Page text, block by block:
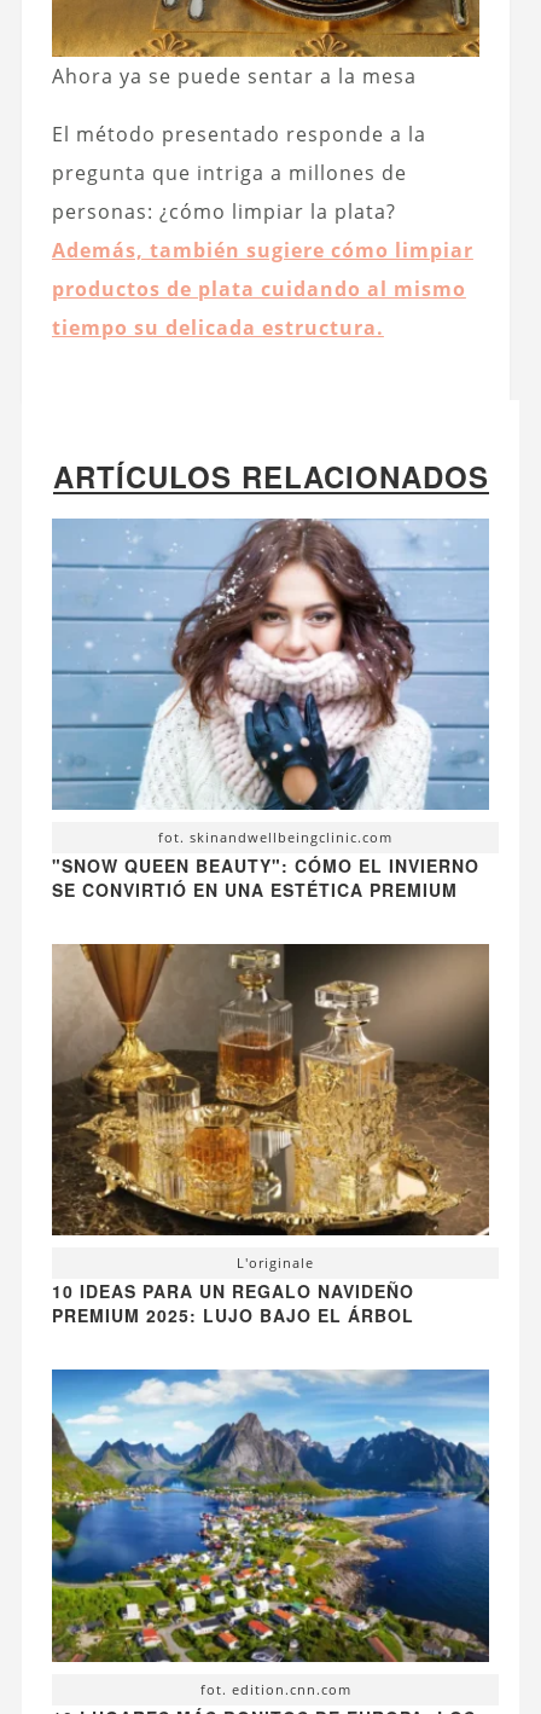
Ahora ya se puede sentar a la mesa
El método presentado responde a la
pregunta que intriga a millones de
personas: ¿cómo limpiar la plata?
Además, también sugiere cómo limpiar
productos de plata cuidando al mismo
tiempo su delicada estructura.
ARTÍCULOS RELACIONADOS
fot. skinandwellbeingclinic.com
"SNOW QUEEN BEAUTY": CÓMO EL INVIERNO
SE CONVIRTIÓ EN UNA ESTÉTICA PREMIUM
L'originale
10 IDEAS PARA UN REGALO NAVIDEÑO
PREMIUM 2025: LUJO BAJO EL ÁRBOL
fot. edition.cnn.com